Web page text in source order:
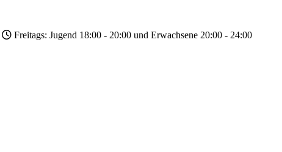
Freitags: Jugend 18:00 - 20:00 und Erwachsene 20:00 - 24:00